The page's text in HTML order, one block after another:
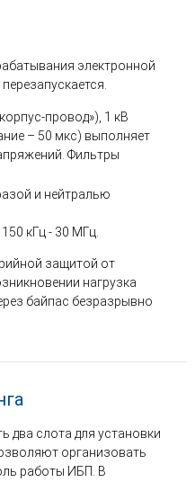
электронной
провод»), 1 кВ
– 50 мкс) выполняет
Фильтры
и нейтралью
кГц - 30 МГц.
защитой от
нагрузка
байпас безразрывно
два слота для установки
организовать
работы ИБП. В